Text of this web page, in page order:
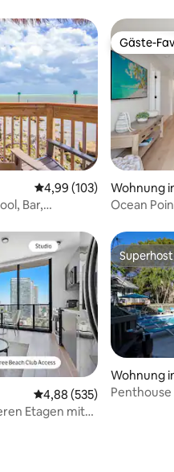
5, 152 Bewertungen
Durchschnittliche
4,99 (103)
Bar,
Gäste-
Gäste-
Wohnung
Ocean
5, 244 Bewertungen
Durchschnittliche
4,88 (535)
Etagen mit
Superhost
Superhost
Wohnung
Penthouse